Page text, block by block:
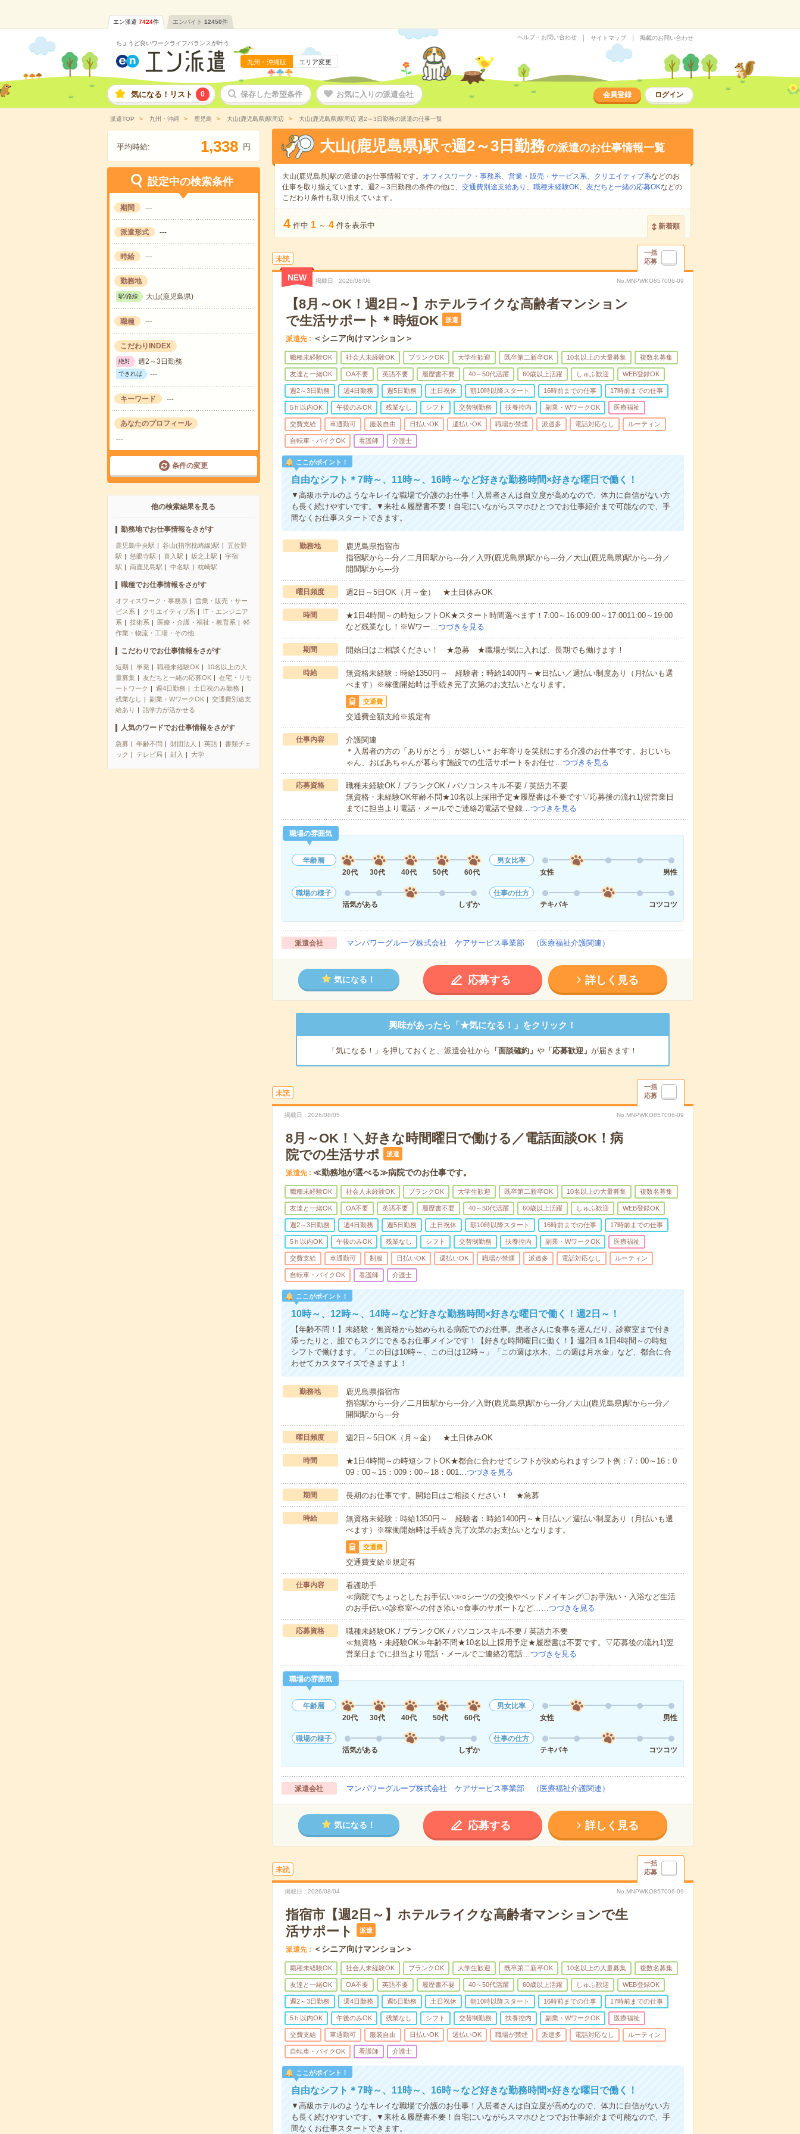
エン派遣 7424件 エンバイト 12450件
ちょうど良いワークライフバランスが叶う
九州・沖縄版 エリア変更
ヘルプ・お問い合わせ サイトマップ 掲載のお問い合わせ
気になる！リスト 0 保存した希望条件 お気に入りの派遣会社 会員登録 ログイン
派遣TOP 九州・沖縄 鹿児島 大山(鹿児島県)駅周辺 大山(鹿児島県)駅周辺 週2～3日勤務の派遣の仕事一覧
平均時給: 1,338 円
設定中の検索条件
期間 ---
派遣形式 ---
時給 ---
勤務地
駅/路線 大山(鹿児島県)
職種 ---
こだわりINDEX
絶対 週2～3日勤務
できれば ---
キーワード ---
あなたのプロフィール
---
条件の変更
他の検索結果を見る
勤務地でお仕事情報をさがす
鹿児島中央駅 谷山(指宿枕崎線)駅
五位野
駅
慈眼寺駅 喜入駅 坂之上駅
宇宿
駅
南鹿児島駅 中名駅 枕崎駅
職種でお仕事情報をさがす
オフィスワーク・事務系
営業・販売・サー
ビス系
クリエイティブ系
IT・エンジニア
系
技術系 医療・介護・福祉・教育系
軽
作業・物流・工場・その他
こだわりでお仕事情報をさがす
短期 単発 職種未経験OK
10名以上の大
量募集
友だちと一緒の応募OK
在宅・リモ
ートワーク
週4日勤務
土日祝のみ勤務
残業なし
副業・WワークOK
交通費別途支
給あり
語学力が活かせる
人気のワードでお仕事情報をさがす
急募 年齢不問 財団法人 英語
書類チェ
ック
テレビ局 封入 大学
大山(鹿児島県)駅 で週2～3日勤務の派遣のお仕事情報一覧
大山(鹿児島県)駅の派遣のお仕事情報です。 オフィスワーク・事務系、 営業・販売・サービス系、 クリエイティブ系などのお
仕事を取り揃えています。週2～3日勤務の条件の他に、 交通費別途支給あり 、 職種未経験OK、 友だちと一緒の応募OKなどの
こだわり条件も取り揃えています。
4 件中 1 ～ 4 件を表示中 新着順
未読
一括
応募
NEW 掲載日 2026/08/06 No.MNPWKO857006-09
【8月～OK！週2日～】ホテルライクな高齢者マンション
で生活サポート＊時短OK
派遣
派遣先 ＜シニア向けマンション＞
職種未経験OK 社会人未経験OK ブランクOK 大学生歓迎 既卒第二新卒OK 10名以上の大量募集 複数名募集
友達と一緒OK OA不要 英語不要 履歴書不要 40～50代活躍 60歳以上活躍 しゅふ歓迎 WEB登録OK
週2～3日勤務 週4日勤務 週5日勤務 土日祝休 朝10時以降スタート 16時前までの仕事 17時前までの仕事
5ｈ以内OK 午後のみOK 残業なし シフト 交替制勤務 扶養控内 副業・WワークOK 医療福祉
交費支給 車通勤可 服装自由 日払いOK 週払いOK 職場が禁煙 派遣多 電話対応なし ルーティン
自転車・バイクOK 看護師 介護士
ここがポイント！
自由なシフト＊7時～、11時～、16時～など好きな勤務時間×好きな曜日で働く！
▼高級ホテルのようなキレイな職場で介護のお仕事！入居者さんは自立度が高めなので、体力に自信がない方
も長く続けやすいです。▼来社＆履歴書不要！自宅にいながらスマホひとつでお仕事紹介まで可能なので、手
間なくお仕事スタートできます。
勤務地
鹿児島県指宿市
指宿駅から---分／二月田駅から---分／入野(鹿児島県)駅から---分／大山(鹿児島県)駅から---分／
開聞駅から---分
曜日頻度 週2日～5日OK（月～金） ★土日休みOK
時間
★1日4時間～の時短シフトOK★スタート時間選べます！7:00～16:009:00～17:0011:00～19:00
など残業なし！※Wワー…つづきを見る
期間 開始日はご相談ください！ ★急募 ★職場が気に入れば、長期でも働けます！
時給
無資格未経験：時給1350円～ 経験者：時給1400円～★日払い／週払い制度あり（月払いも選
べます）※稼働開始時は手続き完了次第のお支払いとなります。
交通費
交通費全額支給※規定有
仕事内容
介護関連
＊入居者の方の「ありがとう」が嬉しい＊お年寄りを笑顔にする介護のお仕事です。おじいち
ゃん、おばあちゃんが暮らす施設での生活サポートをお任せ…つづきを見る
応募資格
職種未経験OK / ブランクOK / パソコンスキル不要 / 英語力不要
無資格・未経験OK年齢不問★10名以上採用予定★履歴書は不要です▽応募後の流れ1)翌営業日
までに担当より電話・メールでご連絡2)電話で登録…つづきを見る
職場の雰囲気
年齢層
20代
30代 40代 50代 60代
男女比率
女性
男性
職場の様子
活気がある
しずか
仕事の仕方
テキパキ
コツコツ
派遣会社 マンパワーグループ株式会社 ケアサービス事業部 （医療福祉介護関連）
気になる！ 応募する 詳しく見る
興味があったら「★気になる！」をクリック！
「気になる！」を押しておくと、派遣会社から 「面談確約」 や「応募歓迎」 が届きます！
未読
一括
応募
掲載日 2026/08/05 No.MNPWKO857006-09
8月～OK！＼好きな時間曜日で働ける／電話面談OK！病
院での生活サポ
派遣
派遣先 ≪勤務地が選べる≫病院でのお仕事です。
職種未経験OK 社会人未経験OK ブランクOK 大学生歓迎 既卒第二新卒OK 10名以上の大量募集 複数名募集
友達と一緒OK OA不要 英語不要 履歴書不要 40～50代活躍 60歳以上活躍 しゅふ歓迎 WEB登録OK
週2～3日勤務 週4日勤務 週5日勤務 土日祝休 朝10時以降スタート 16時前までの仕事 17時前までの仕事
5ｈ以内OK 午後のみOK 残業なし シフト 交替制勤務 扶養控内 副業・WワークOK 医療福祉
交費支給 車通勤可 制服 日払いOK 週払いOK 職場が禁煙 派遣多 電話対応なし ルーティン
自転車・バイクOK 看護師 介護士
ここがポイント！
10時～、12時～、14時～など好きな勤務時間×好きな曜日で働く！週2日～！
【年齢不問！】未経験・無資格から始められる病院でのお仕事。患者さんに食事を運んだり、診察室まで付き
添ったりと、誰でもスグにできるお仕事メインです！【好きな時間曜日に働く！】週2日＆1日4時間～の時短
シフトで働けます。「この日は10時～、この日は12時～」「この週は水木、この週は月水金」など、都合に合
わせてカスタマイズできますよ！
勤務地
鹿児島県指宿市
指宿駅から---分／二月田駅から---分／入野(鹿児島県)駅から---分／大山(鹿児島県)駅から---分／
開聞駅から---分
曜日頻度 週2日～5日OK（月～金） ★土日休みOK
時間
★1日4時間～の時短シフトOK★都合に合わせてシフトが決められますシフト例：7：00～16：0
09：00～15：009：00～18：001…つづきを見る
期間 長期のお仕事です。開始日はご相談ください！ ★急募
時給
無資格未経験：時給1350円～ 経験者：時給1400円～★日払い／週払い制度あり（月払いも選
べます）※稼働開始時は手続き完了次第のお支払いとなります。
交通費
交通費支給※規定有
仕事内容
看護助手
≪病院でちょっとしたお手伝い≫○シーツの交換やベッドメイキング〇お手洗い・入浴など生活
のお手伝い○診察室への付き添い○食事のサポートなど……つづきを見る
応募資格
職種未経験OK / ブランクOK / パソコンスキル不要 / 英語力不要
≪無資格・未経験OK≫年齢不問★10名以上採用予定★履歴書は不要です。▽応募後の流れ1)翌
営業日までに担当より電話・メールでご連絡2)電話…つづきを見る
職場の雰囲気
年齢層
20代
30代 40代 50代 60代
男女比率
女性
男性
職場の様子
活気がある
しずか
仕事の仕方
テキパキ
コツコツ
派遣会社 マンパワーグループ株式会社 ケアサービス事業部 （医療福祉介護関連）
気になる！ 応募する 詳しく見る
未読
一括
応募
掲載日 2026/08/04 No.MNPWKO857006-09
指宿市【週2日～】ホテルライクな高齢者マンションで生
活サポート
派遣
派遣先 ＜シニア向けマンション＞
職種未経験OK 社会人未経験OK ブランクOK 大学生歓迎 既卒第二新卒OK 10名以上の大量募集 複数名募集
友達と一緒OK OA不要 英語不要 履歴書不要 40～50代活躍 60歳以上活躍 しゅふ歓迎 WEB登録OK
週2～3日勤務 週4日勤務 週5日勤務 土日祝休 朝10時以降スタート 16時前までの仕事 17時前までの仕事
5ｈ以内OK 午後のみOK 残業なし シフト 交替制勤務 扶養控内 副業・WワークOK 医療福祉
交費支給 車通勤可 服装自由 日払いOK 週払いOK 職場が禁煙 派遣多 電話対応なし ルーティン
自転車・バイクOK 看護師 介護士
ここがポイント！
自由なシフト＊7時～、11時～、16時～など好きな勤務時間×好きな曜日で働く！
▼高級ホテルのようなキレイな職場で介護のお仕事！入居者さんは自立度が高めなので、体力に自信がない方
も長く続けやすいです。▼来社＆履歴書不要！自宅にいながらスマホひとつでお仕事紹介まで可能なので、手
間なくお仕事スタートできます。